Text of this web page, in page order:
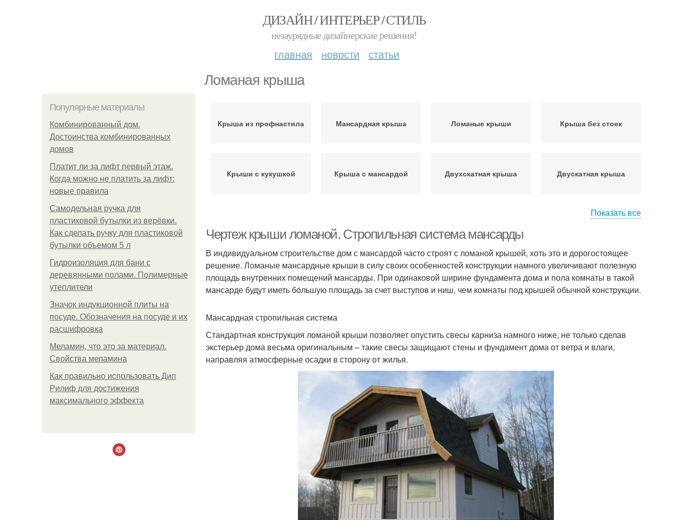
ДИЗАЙН / ИНТЕРЬЕР / СТИЛЬ
незаурядные дизайнерские решения!
главная новости статьи
Ломаная крыша
Популярные материалы
Комбинированный дом.
Достоинства комбинированных
домов
Платит ли за лифт первый этаж.
Когда можно не платить за лифт:
новые правила
Самодельная ручка для
пластиковой бутылки из верёвки.
Как сделать ручку для пластиковой
бутылки объемом 5 л
Гидроизоляция для бани с
деревянными полами. Полимерные
утеплители
Значок индукционной плиты на
посуде. Обозначения на посуде и их
расшифровка
Меламин, что это за материал.
Свойства меламина
Как правильно использовать Дип
Рилиф для достижения
максимального эффекта
Крыша из профнастила Мансардная крыша Ломаные крыши Крыша без стоек
Крыши с кукушкой Крыша с мансардой Двухскатная крыша Двускатная крыша
ломаную крышу
крышей
Мансарды с ломаной
Лестница для ломаной
крыши
Лестница для крыши
Показать все
Чертеж крыши ломаной. Стропильная система мансарды
В индивидуальном строительстве дом с мансардой часто строят с ломаной крышей, хоть это и дорогостоящее
решение. Ломаные мансардные крыши в силу своих особенностей конструкции намного увеличивают полезную
площадь внутренних помещений мансарды. При одинаковой ширине фундамента дома и пола комнаты в такой
мансарде будут иметь бо́льшую площадь за счет выступов и ниш, чем комнаты под крышей обычной конструкции.
Мансардная стропильная система
Стандартная конструкция ломаной крыши позволяет опустить свесы карниза намного ниже, не только сделав
экстерьер дома весьма оригинальным – такие свесы защищают стены и фундамент дома от ветра и влаги,
направляя атмосферные осадки в сторону от жилья.